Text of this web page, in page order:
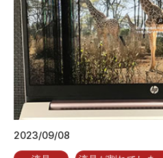
2023/09/08